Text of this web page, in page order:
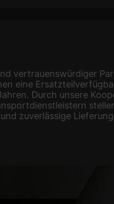
vertrauenswürdiger
eine
Durch unsere
zuverlässige